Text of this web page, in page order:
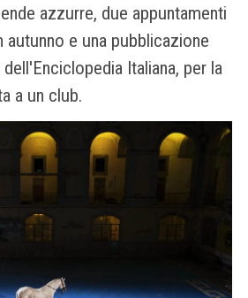
azzurre, due appuntamenti
autunno e una pubblicazione
Italiana, per la
a un club.